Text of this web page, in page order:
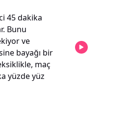
45 dakika
Bunu
ve
bayağı bir
maç
yüzde yüz